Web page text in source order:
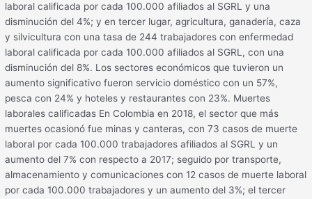
laboral calificada por cada 100.000 afiliados al SGRL y una
disminución del 4%; y en tercer lugar, agricultura, ganadería, caza
y silvicultura con una tasa de 244 trabajadores con enfermedad
laboral calificada por cada 100.000 afiliados al SGRL, con una
disminución del 8%. Los sectores económicos que tuvieron un
aumento significativo fueron servicio doméstico con un 57%,
pesca con 24% y hoteles y restaurantes con 23%. Muertes
laborales calificadas En Colombia en 2018, el sector que más
muertes ocasionó fue minas y canteras, con 73 casos de muerte
laboral por cada 100.000 trabajadores afiliados al SGRL y un
aumento del 7% con respecto a 2017; seguido por transporte,
almacenamiento y comunicaciones con 12 casos de muerte laboral
por cada 100.000 trabajadores y un aumento del 3%; el tercer